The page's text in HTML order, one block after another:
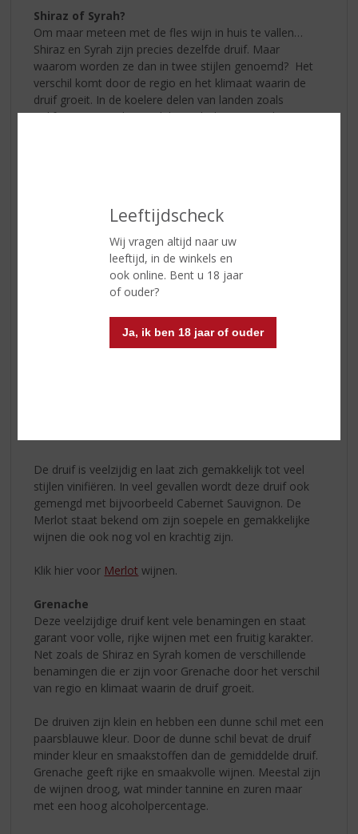
Leeftijdscheck
Wij vragen altijd naar uw
leeftijd, in de winkels en
ook online. Bent u 18 jaar
of ouder?
Ja, ik ben 18 jaar of ouder
Shiraz of Syrah?
Om maar meteen met de fles wijn in huis te vallen…
Shiraz en Syrah zijn precies dezelfde druif. Maar
waarom worden ze dan in twee stijlen genoemd? Het
verschil komt door de regio en het klimaat waarin de
druif groeit. In de koelere delen van landen zoals
Californië, Australië en Chili wordt de wijn Syrah
Conclusie: De Shiraz-druif geeft stevige, peperachtige
wijnen. Syrah wijn heeft veel body, een medium
zuurgraad en medium tanninegehalte.
Syrahwijnen.
De druif is veelzijdig en laat zich gemakkelijk tot veel
stijlen vinifiëren. In veel gevallen wordt deze druif ook
gemengd met bijvoorbeeld Cabernet Sauvignon. De
Merlot staat bekend om zijn soepele en gemakkelijke
wijnen die ook nog vol en krachtig zijn.
Klik hier voor Merlot wijnen.
Grenache
Deze veelzijdige druif kent vele benamingen en staat
garant voor volle, rijke wijnen met een fruitig karakter.
Net zoals de Shiraz en Syrah komen de verschillende
benamingen die er zijn voor Grenache door het verschil
van regio en klimaat waarin de druif groeit.
De druiven zijn klein en hebben een dunne schil met een
paarsblauwe kleur. Door de dunne schil bevat de druif
minder kleur en smaakstoffen dan de gemiddelde druif.
Grenache geeft rijke en smaakvolle wijnen. Meestal zijn
de wijnen droog, wat minder tannine en zuren maar
met een hoog alcoholpercentage.